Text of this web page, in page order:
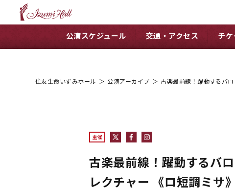
公演スケジュール 交通・アクセス チ
住友生命いずみホール ＞ 公演アーカイブ ＞ 古楽最前線！躍動するバ
主催
古楽最前線！躍動するバ
レクチャー 《ロ短調ミサ